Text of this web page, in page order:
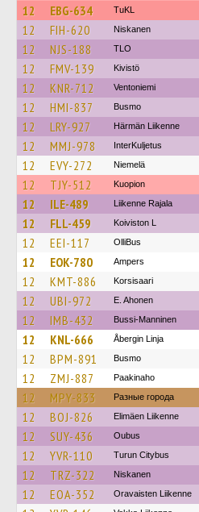
12 EBG-634 TuKL
12 FIH-620 Niskanen
12 NJS-188 TLO
12 FMV-139 Kivistö
12 KNR-712 Ventoniemi
12 HMI-837 Busmo
12 LRY-927 Härmän Liikenne
12 MMJ-978 InterKuljetus
12 EVY-272 Niemelä
12 TJY-512 Kuopion
12 ILE-489 Liikenne Rajala
12 FLL-459 Koiviston L
12 EEI-117 OlliBus
12 EOK-780 Ampers
12 KMT-886 Korsisaari
12 UBI-972 E. Ahonen
12 IMB-432 Bussi-Manninen
12 KNL-666 Åbergin Linja
12 BPM-891 Busmo
12 ZMJ-887 Paakinaho
12 MPY-833 Разные города
12 BOJ-826 Elimäen Liikenne
12 SUY-436 Oubus
12 YVR-110 Turun Citybus
12 TRZ-322 Niskanen
12 EOA-352 Oravaisten Liikenne